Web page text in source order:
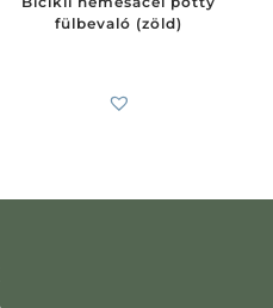
fülbevaló (zöld)